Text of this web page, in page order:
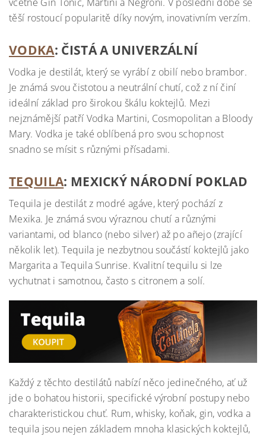
těší rostoucí popularitě díky novým, inovativním verzím.
VODKA: ČISTÁ A UNIVERZÁLNÍ
Vodka je destilát, který se vyrábí z obilí nebo brambor.
Je známá svou čistotou a neutrální chutí, což z ní činí
ideální základ pro širokou škálu koktejlů. Mezi
nejznámější patří Vodka Martini, Cosmopolitan a Bloody
Mary. Vodka je také oblíbená pro svou schopnost
snadno se mísit s různými přísadami.
TEQUILA: MEXICKÝ NÁRODNÍ POKLAD
Tequila je destilát z modré agáve, který pochází z
Mexika. Je známá svou výraznou chutí a různými
variantami, od blanco (nebo silver) až po añejo (zrající
několik let). Tequila je nezbytnou součástí koktejlů jako
Margarita a Tequila Sunrise. Kvalitní tequilu si lze
vychutnat i samotnou, často s citronem a solí.
Každý z těchto destilátů nabízí něco jedinečného, ať už
jde o bohatou historii, specifické výrobní postupy nebo
charakteristickou chuť. Rum, whisky, koňak, gin, vodka a
tequila jsou nejen základem mnoha klasických koktejlů,